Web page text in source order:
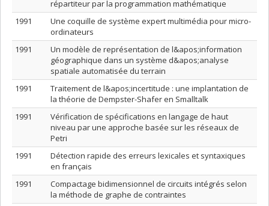
répartiteur par la programmation mathématique
1991
Une coquille de système expert multimédia pour micro-
ordinateurs
1991
Un modèle de représentation de l&apos;information
géographique dans un système d&apos;analyse
spatiale automatisée du terrain
1991
Traitement de l&apos;incertitude : une implantation de
la théorie de Dempster-Shafer en Smalltalk
1991
Vérification de spécifications en langage de haut
niveau par une approche basée sur les réseaux de
Petri
1991
Détection rapide des erreurs lexicales et syntaxiques
en français
1991
Compactage bidimensionnel de circuits intégrés selon
la méthode de graphe de contraintes